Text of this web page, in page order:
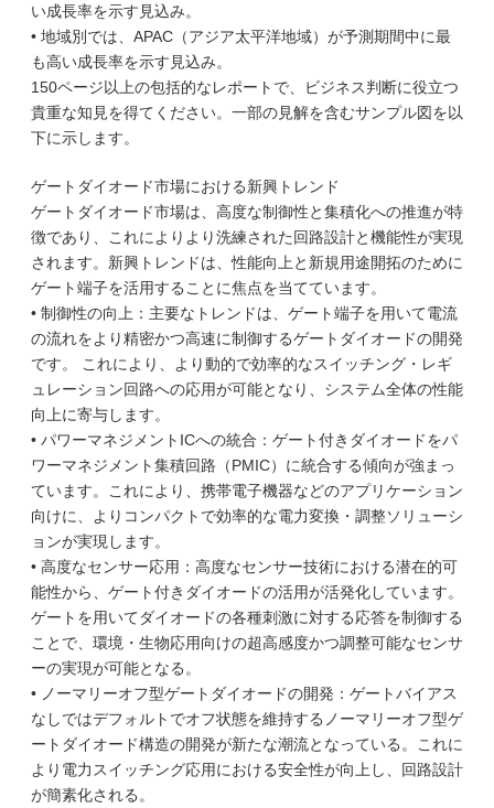
い成長率を示す見込み。
• 地域別では、APAC（アジア太平洋地域）が予測期間中に最
も高い成長率を示す見込み。
150ページ以上の包括的なレポートで、ビジネス判断に役立つ
貴重な知見を得てください。一部の見解を含むサンプル図を以
下に示します。
ゲートダイオード市場における新興トレンド
ゲートダイオード市場は、高度な制御性と集積化への推進が特
徴であり、これによりより洗練された回路設計と機能性が実現
されます。新興トレンドは、性能向上と新規用途開拓のために
ゲート端子を活用することに焦点を当てています。
• 制御性の向上：主要なトレンドは、ゲート端子を用いて電流
の流れをより精密かつ高速に制御するゲートダイオードの開発
です。 これにより、より動的で効率的なスイッチング・レギ
ュレーション回路への応用が可能となり、システム全体の性能
向上に寄与します。
• パワーマネジメントICへの統合：ゲート付きダイオードをパ
ワーマネジメント集積回路（PMIC）に統合する傾向が強まっ
ています。これにより、携帯電子機器などのアプリケーション
向けに、よりコンパクトで効率的な電力変換・調整ソリューシ
ョンが実現します。
• 高度なセンサー応用：高度なセンサー技術における潜在的可
能性から、ゲート付きダイオードの活用が活発化しています。
ゲートを用いてダイオードの各種刺激に対する応答を制御する
ことで、環境・生物応用向けの超高感度かつ調整可能なセンサ
ーの実現が可能となる。
• ノーマリーオフ型ゲートダイオードの開発：ゲートバイアス
なしではデフォルトでオフ状態を維持するノーマリーオフ型ゲ
ートダイオード構造の開発が新たな潮流となっている。これに
より電力スイッチング応用における安全性が向上し、回路設計
が簡素化される。